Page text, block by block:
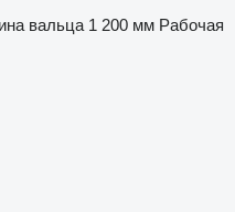
вальца 1 200 мм Рабочая